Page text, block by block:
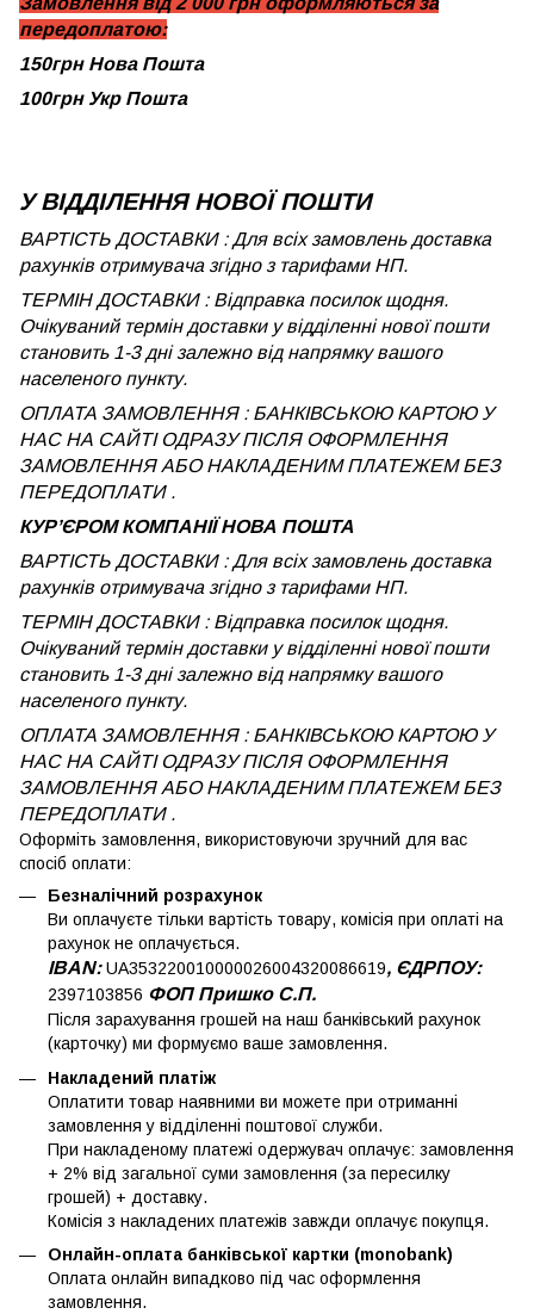
передоплатою:
150грн Нова Пошта
100грн Укр Пошта
У ВІДДІЛЕННЯ НОВОЇ ПОШТИ
ВАРТІСТЬ ДОСТАВКИ : Для всіх замовлень доставка
рахунків отримувача згідно з тарифами НП.
ТЕРМІН ДОСТАВКИ : Відправка посилок щодня.
Очікуваний термін доставки у відділенні нової пошти
становить 1-3 дні залежно від напрямку вашого
населеного пункту.
ОПЛАТА ЗАМОВЛЕННЯ : БАНКІВСЬКОЮ КАРТОЮ У
НАС НА САЙТІ ОДРАЗУ ПІСЛЯ ОФОРМЛЕННЯ
ЗАМОВЛЕННЯ АБО НАКЛАДЕНИМ ПЛАТЕЖЕМ БЕЗ
ПЕРЕДОПЛАТИ .
КУРʼЄРОМ КОМПАНІЇ НОВА ПОШТА
ВАРТІСТЬ ДОСТАВКИ : Для всіх замовлень доставка
рахунків отримувача згідно з тарифами НП.
ТЕРМІН ДОСТАВКИ : Відправка посилок щодня.
Очікуваний термін доставки у відділенні нової пошти
становить 1-3 дні залежно від напрямку вашого
населеного пункту.
ОПЛАТА ЗАМОВЛЕННЯ : БАНКІВСЬКОЮ КАРТОЮ У
НАС НА САЙТІ ОДРАЗУ ПІСЛЯ ОФОРМЛЕННЯ
ЗАМОВЛЕННЯ АБО НАКЛАДЕНИМ ПЛАТЕЖЕМБЕЗ
ПЕРЕДОПЛАТИ .
Оформіть замовлення, використовуючи зручний для вас
спосіб оплати:
Безналічний розрахунок
Ви оплачуєте тільки вартість товару, комісія при оплаті на
рахунок не оплачується.
IBAN:UA353220010000026004320086619, ЄДРПОУ:
2397103856 ФОП Пришко С.П.
Після зарахування грошей на наш банківський рахунок
(карточку) ми формуємо ваше замовлення.
Накладений платіж
Оплатити товар наявними ви можете при отриманні
замовлення у відділенні поштової служби.
При накладеному платежі одержувач оплачує: замовлення
+ 2% від загальної суми замовлення (за пересилку
грошей) + доставку.
Комісія з накладених платежів завжди оплачує покупця.
Онлайн-оплата банківської картки (monobank)
Оплата онлайн випадково під час оформлення
замовлення.